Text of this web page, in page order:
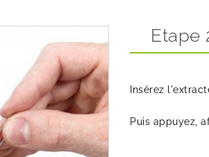
Etape
Insérez
Puis appuyez,